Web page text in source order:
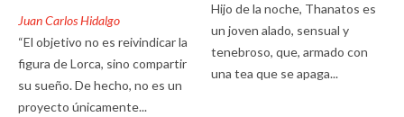
Juan Carlos Hidalgo
“El objetivo no es reivindicar la
figura de Lorca, sino compartir
su sueño. De hecho, no es un
proyecto únicamente...
Hijo de la noche, Thanatos es
un joven alado, sensual y
tenebroso, que, armado con
una tea que se apaga...